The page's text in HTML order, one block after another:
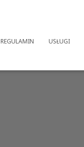
REGULAMIN USŁUGI